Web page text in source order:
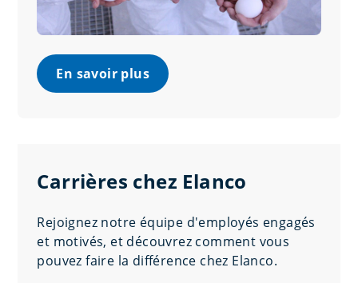
En savoir plus
Carrières chez Elanco
Rejoignez notre équipe d'employés engagés
et motivés, et découvrez comment vous
pouvez faire la différence chez Elanco.